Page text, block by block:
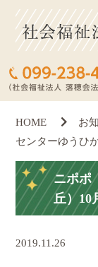
HOME お
センターゆうひ
ニポポ
丘）10
2019.11.26